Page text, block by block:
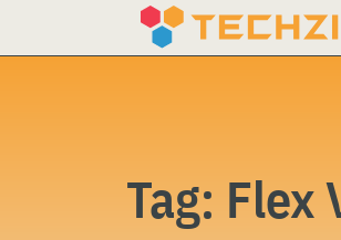
Tag: Flex